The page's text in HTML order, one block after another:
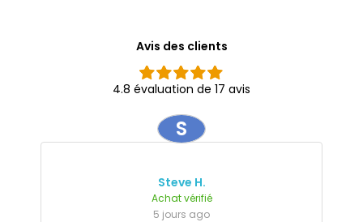
Avis des clients
4.8 évaluation de 17 avis
S
Steve H.
Achat vérifié
5 jours ago